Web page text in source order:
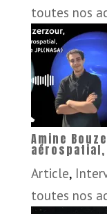
toutes nos
Amine
aérospatial,
Article,
toutes nos